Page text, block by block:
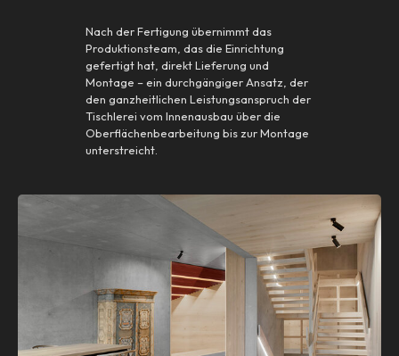
Nach der Fertigung übernimmt das
Produktionsteam, das die Einrichtung
gefertigt hat, direkt Lieferung und
Montage – ein durchgängiger Ansatz, der
den ganzheitlichen Leistungsanspruch der
Tischlerei vom Innenausbau über die
Oberflächenbearbeitung bis zur Montage
unterstreicht.